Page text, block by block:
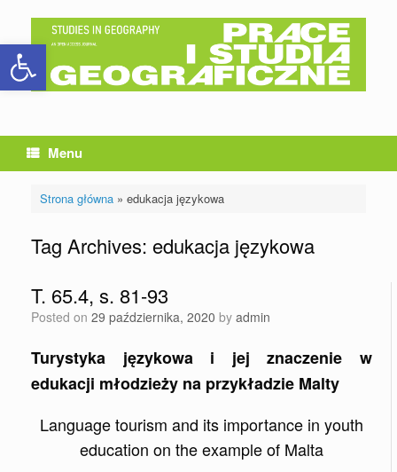
Otwórz pasek narzędzi
content
Menu
Strona główna» edukacja językowa
Tag Archives: edukacja językowa
T. 65.4, s. 81-93
Posted on 29 października, 2020 by admin
Turystyka językowa i jej znaczenie w
edukacji młodzieży na przykładzie Malty
Language tourism and its importance in youth
education on the example of Malta